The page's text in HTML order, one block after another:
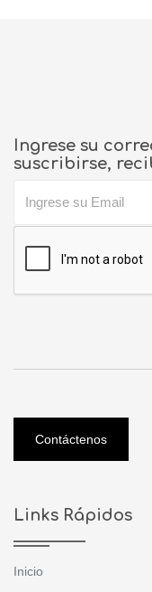
Ingrese su
suscribirse,
Contáctenos
Links Rápidos
Inicio